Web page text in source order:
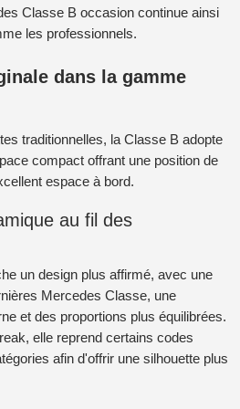
Classe B occasion continue ainsi
les professionnels.
dans la gamme
traditionnelles, la Classe B adopte
compact offrant une position de
espace à bord.
au fil des
un design plus affirmé, avec une
Mercedes Classe, une
et des proportions plus équilibrées.
elle reprend certains codes
afin d'offrir une silhouette plus